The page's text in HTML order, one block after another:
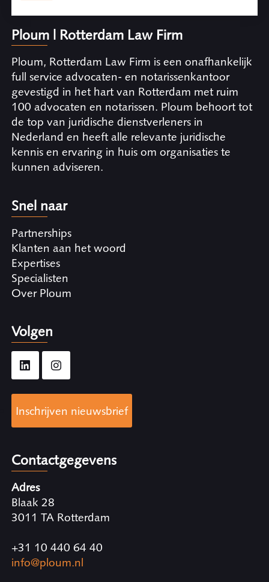
Ploum | Rotterdam Law Firm
Ploum, Rotterdam Law Firm is een onafhankelijk
full service advocaten- en notarissenkantoor
gevestigd in het hart van Rotterdam met ruim
100 advocaten en notarissen. Ploum behoort tot
de top van juridische dienstverleners in
Nederland en heeft alle relevante juridische
kennis en ervaring in huis om organisaties te
kunnen adviseren.
Snel naar
Partnerships
Klanten aan het woord
Expertises
Specialisten
Over Ploum
Volgen
Inschrijven nieuwsbrief
Contactgegevens
Adres
Blaak 28
3011 TA Rotterdam
+31 10 440 64 40
info@ploum.nl